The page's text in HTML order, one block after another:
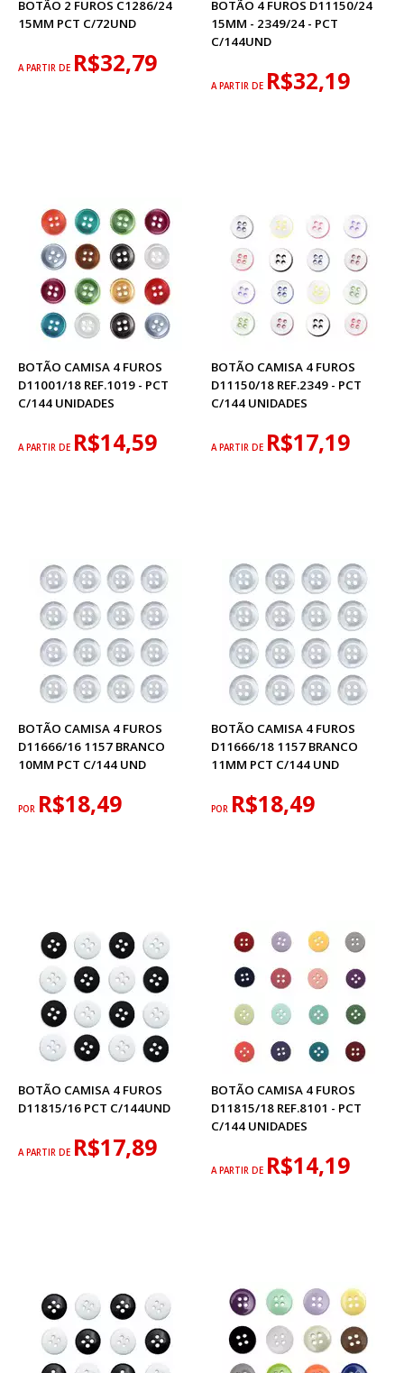
BOTÃO 2 FUROS C1286/24
15MM PCT C/72UND
A PARTIR DE R$32,79
BOTÃO 4 FUROS D11150/24
15MM - 2349/24 - PCT
C/144UND
A PARTIR DE R$32,19
BOTÃO CAMISA 4 FUROS
D11001/18 REF.1019 - PCT
C/144 UNIDADES
A PARTIR DE R$14,59
BOTÃO CAMISA 4 FUROS
D11150/18 REF.2349 - PCT
C/144 UNIDADES
A PARTIR DE R$17,19
BOTÃO CAMISA 4 FUROS
D11666/16 1157 BRANCO
10MM PCT C/144 UND
POR R$18,49
BOTÃO CAMISA 4 FUROS
D11666/18 1157 BRANCO
11MM PCT C/144 UND
POR R$18,49
BOTÃO CAMISA 4 FUROS
D11815/16 PCT C/144UND
A PARTIR DE R$17,89
BOTÃO CAMISA 4 FUROS
D11815/18 REF.8101 - PCT
C/144 UNIDADES
A PARTIR DE R$14,19